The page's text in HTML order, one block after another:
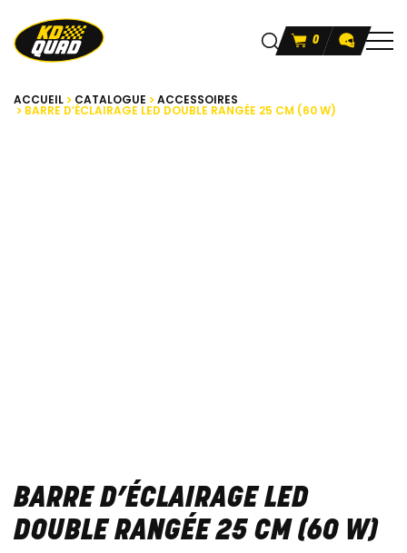
0
ACCUEIL CATALOGUE ACCESSOIRES
BARRE D’ÉCLAIRAGE LED DOUBLE RANGÉE 25 CM (60 W)
BARRE D’ÉCLAIRAGE LED
DOUBLE RANGÉE 25 CM (60 W)